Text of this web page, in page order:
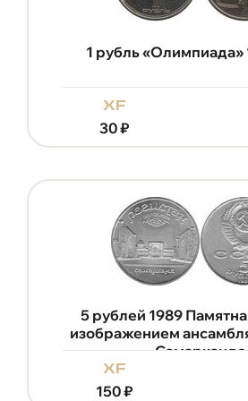
1 рубль «Олимпиада»
xf
30₽
5 рублей 1989
изображением
Самарканде
xf
150₽